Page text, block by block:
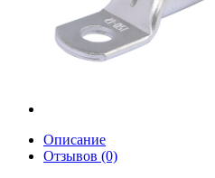
Описание
Отзывов (0)